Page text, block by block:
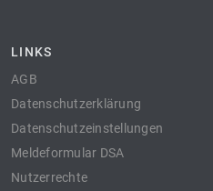
LINKS
AGB
Datenschutzerklärung
Datenschutzeinstellungen
Meldeformular DSA
Nutzerrechte